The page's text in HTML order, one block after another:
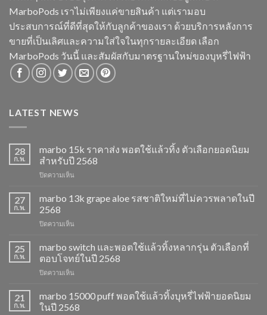
MarboPods เราไม่เพียงแค่ขายสินค้า แต่เรามอบ
ประสบการณ์ที่ดีที่สุดให้กับลูกค้าของเรา ด้วยบริการหลังการ
ขายที่เป็นเลิศและความใส่ใจในทุกรายละเอียด เลือก
MarboPods วันนี้ และสัมผัสกับมาตรฐานใหม่ของบุหรี่ไฟฟ้า
LATEST NEWS
28
ก.พ.
marbo 15k ราคาส่ง พอตใช้แล้วทิ้ง ตัวเลือกยอดนิยม
สำหรับปี 2568
ปิดความเห็น
15k
ราคา
พอต
แล้ว
ทิ้ง
เลือก
นิยม
สำหรับ
27
ก.พ.
marbo 13k grape aloe รสชาติใหม่ที่ไม่ควรพลาดในปี
2568
ปิดความเห็น
13k
grape
aloe
รสชาติ
ที่
ไม่
25
ก.พ.
marbo switch และพอตใช้แล้วทิ้งหลากรุ่น ตัวเลือกที่
ตอบโจทย์ในปี 2568
ปิดความเห็น
switch
และ
พอต
21
ก.พ.
marbo 15000 puff พอตใช้แล้วทิ้งบุหรี่ไฟฟ้ายอดนิยม
ในปี 2568